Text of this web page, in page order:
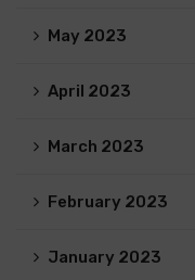
May 2023
April 2023
March 2023
February 2023
January 2023